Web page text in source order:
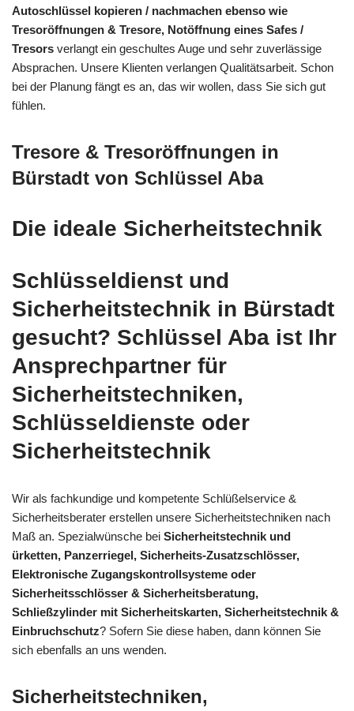
Autoschlüssel kopieren / nachmachen ebenso wie
Tresoröffnungen & Tresore, Notöffnung eines Safes /
Tresors verlangt ein geschultes Auge und sehr zuverlässige
Absprachen. Unsere Klienten verlangen Qualitätsarbeit. Schon
bei der Planung fängt es an, das wir wollen, dass Sie sich gut
fühlen.
Tresore & Tresoröffnungen in
Bürstadt von Schlüssel Aba
Die ideale Sicherheitstechnik
Schlüsseldienst und
Sicherheitstechnik in Bürstadt
gesucht? Schlüssel Aba ist Ihr
Ansprechpartner für
Sicherheitstechniken,
Schlüsseldienste oder
Sicherheitstechnik
Wir als fachkundige und kompetente Schlüßelservice &
Sicherheitsberater erstellen unsere Sicherheitstechniken nach
Maß an. Spezialwünsche bei Sicherheitstechnik und
ürketten, Panzerriegel, Sicherheits-Zusatzschlösser,
Elektronische Zugangskontrollsysteme oder
Sicherheitsschlösser & Sicherheitsberatung,
Schließzylinder mit Sicherheitskarten, Sicherheitstechnik &
Einbruchschutz? Sofern Sie diese haben, dann können Sie
sich ebenfalls an uns wenden.
Sicherheitstechniken,